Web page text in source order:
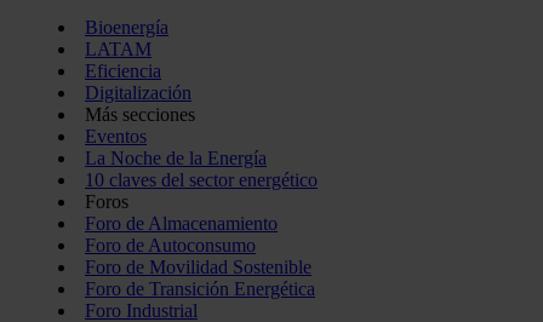
Bioenergía
LATAM
Eficiencia
Digitalización
Más secciones
Eventos
La Noche de la Energía
10 claves del sector energético
Foros
Foro de Almacenamiento
Foro de Autoconsumo
Foro de Movilidad Sostenible
Foro de Transición Energética
Foro Industrial